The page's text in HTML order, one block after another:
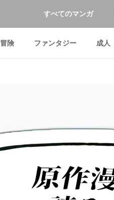
すべてのマンガ
冒険 ファンタジー 成人